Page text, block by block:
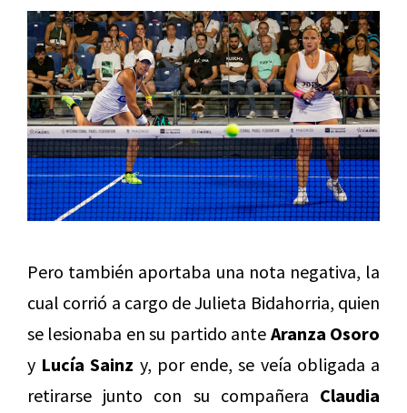
Pero también aportaba una nota negativa, la
cual corrió a cargo de Julieta Bidahorria, quien
se lesionaba en su partido ante Aranza Osoro
y Lucía Sainz y, por ende, se veía obligada a
retirarse junto con su compañera Claudia